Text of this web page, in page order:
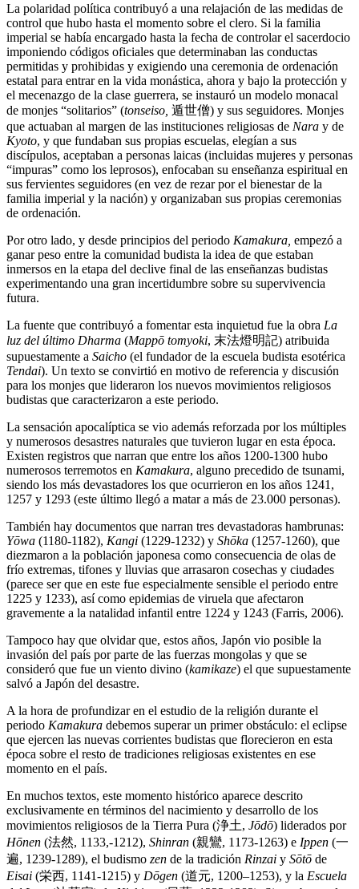
La polaridad política contribuyó a una relajación de las medidas de
control que hubo hasta el momento sobre el clero. Si la familia
imperial se había encargado hasta la fecha de controlar el sacerdocio
imponiendo códigos oficiales que determinaban las conductas
permitidas y prohibidas y exigiendo una ceremonia de ordenación
estatal para entrar en la vida monástica, ahora y bajo la protección y
el mecenazgo de la clase guerrera, se instauró un modelo monacal
de monjes “solitarios” (tonseiso, 遁世僧) y sus seguidores. Monjes
que actuaban al margen de las instituciones religiosas de Nara y de
Kyoto, y que fundaban sus propias escuelas, elegían a sus
discípulos, aceptaban a personas laicas (incluidas mujeres y personas
“impuras” como los leprosos), enfocaban su enseñanza espiritual en
sus fervientes seguidores (en vez de rezar por el bienestar de la
familia imperial y la nación) y organizaban sus propias ceremonias
de ordenación.
Por otro lado, y desde principios del periodo Kamakura, empezó a
ganar peso entre la comunidad budista la idea de que estaban
inmersos en la etapa del declive final de las enseñanzas budistas
experimentando una gran incertidumbre sobre su supervivencia
futura.
La fuente que contribuyó a fomentar esta inquietud fue la obra La
luz del último Dharma (Mappō tomyoki, 末法燈明記) atribuida
supuestamente a Saicho (el fundador de la escuela budista esotérica
Tendai). Un texto se convirtió en motivo de referencia y discusión
para los monjes que lideraron los nuevos movimientos religiosos
budistas que caracterizaron a este periodo.
La sensación apocalíptica se vio además reforzada por los múltiples
y numerosos desastres naturales que tuvieron lugar en esta época.
Existen registros que narran que entre los años 1200-1300 hubo
numerosos terremotos en Kamakura, alguno precedido de tsunami,
siendo los más devastadores los que ocurrieron en los años 1241,
1257 y 1293 (este último llegó a matar a más de 23.000 personas).
También hay documentos que narran tres devastadoras hambrunas:
Yōwa (1180-1182), Kangi (1229-1232) y Shōka (1257-1260), que
diezmaron a la población japonesa como consecuencia de olas de
frío extremas, tifones y lluvias que arrasaron cosechas y ciudades
(parece ser que en este fue especialmente sensible el periodo entre
1225 y 1233), así como epidemias de viruela que afectaron
gravemente a la natalidad infantil entre 1224 y 1243 (Farris, 2006).
Tampoco hay que olvidar que, estos años, Japón vio posible la
invasión del país por parte de las fuerzas mongolas y que se
consideró que fue un viento divino (kamikaze) el que supuestamente
salvó a Japón del desastre.
A la hora de profundizar en el estudio de la religión durante el
periodo Kamakura debemos superar un primer obstáculo: el eclipse
que ejercen las nuevas corrientes budistas que florecieron en esta
época sobre el resto de tradiciones religiosas existentes en ese
momento en el país.
En muchos textos, este momento histórico aparece descrito
exclusivamente en términos del nacimiento y desarrollo de los
movimientos religiosos de la Tierra Pura (浄土, Jōdō) liderados por
Hōnen (法然, 1133,-1212), Shinran (親鸞, 1173-1263) e Ippen (一
遍, 1239-1289), el budismo zen de la tradición Rinzai y Sōtō de
Eisai (栄西, 1141-1215) y Dōgen (道元, 1200–1253), y la Escuela